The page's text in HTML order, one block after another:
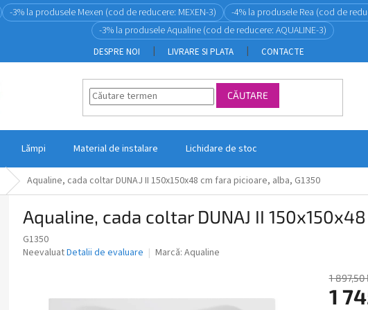
-3% la produsele Mexen (cod de reducere: MEXEN-3) -4% la produsele Rea (cod de
-3% la produsele Aqualine (cod de reducere: AQUALINE-3)
DESPRE NOI LIVRARE SI PLATA CONTACTE
CĂUTARE
Lămpi Material de instalare Lichidare de stoc
Aqualine, cada coltar DUNAJ II 150x150x48 cm fara picioare, alba, G1350
Aqualine, cada coltar DUNAJ II
G1350
Evaluarea
NeevaluatDetalii de evaluare Marcă: Aqualine
1 897,50
1